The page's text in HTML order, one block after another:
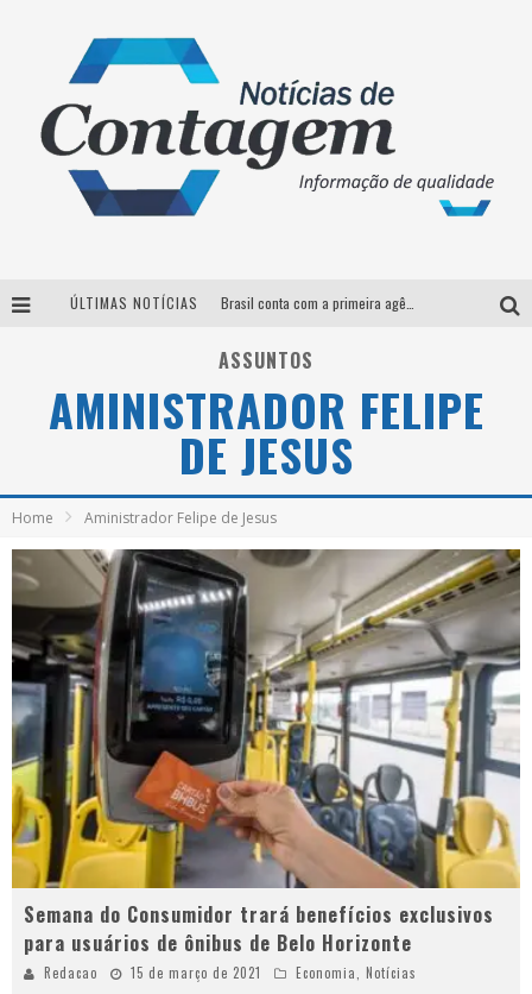
ÚLTIMAS NOTÍCIAS
Votação para o concurso Rainha do Pedro Leopoldo Rodeio Show 2026 é liberada no G1
ASSUNTOS
AMINISTRADOR FELIPE
DE JESUS
Home Aministrador Felipe de Jesus
Semana do Consumidor trará benefícios exclusivos
para usuários de ônibus de Belo Horizonte
Redacao 15 de março de 2021 Economia, Notícias